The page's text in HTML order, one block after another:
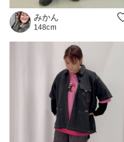
みかん
148cm